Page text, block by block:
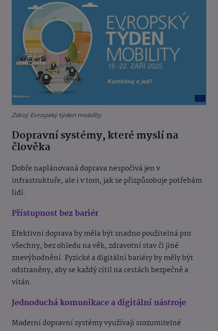
Zdroj: Evropský týden mobility
Dopravní systémy, které myslí na
člověka
Dobře naplánovaná doprava nespočívá jen v
infrastruktuře, ale i v tom, jak se přizpůsobuje potřebám
lidí.
Přístupnost bez bariér
Efektivní doprava by měla být snadno použitelná pro
všechny, bez ohledu na věk, zdravotní stav či jiné
znevýhodnění. Fyzické a digitální bariéry by měly být
odstraněny, aby se každý cítil na cestách bezpečně a
vítán.
Jednoduchá komunikace a digitální nástroje
Moderní dopravní systémy využívají srozumitelné